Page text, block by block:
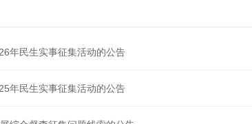
年民生实事征集活动的公告
年民生实事征集活动的公告